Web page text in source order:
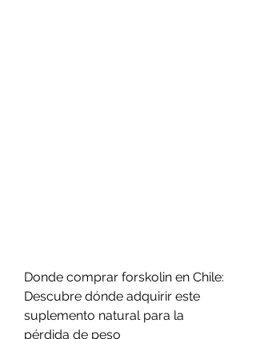
Donde comprar forskolin en Chile:
Descubre dónde adquirir este
suplemento natural para la
pérdida de peso